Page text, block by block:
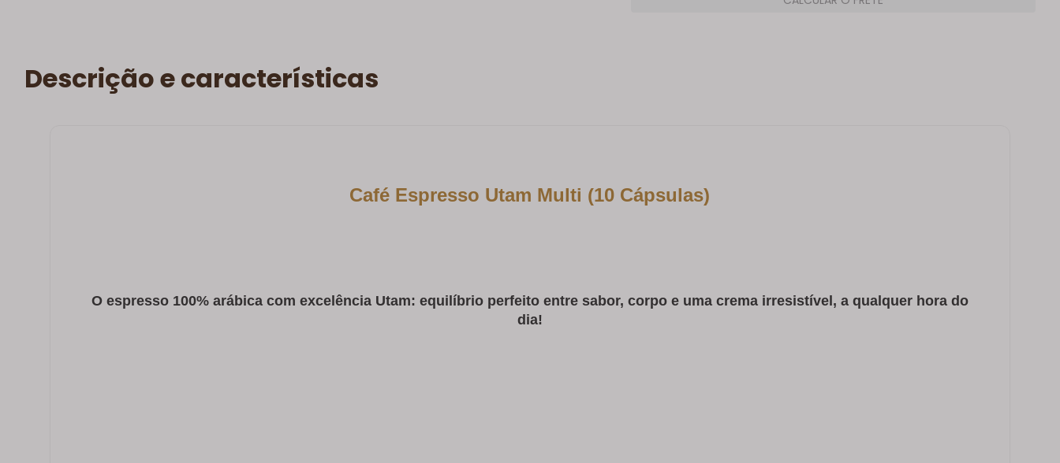
Descrição e características
Café Espresso Utam Multi (10 Cápsulas)
O espresso 100% arábica com excelência Utam: equilíbrio perfeito entre sabor, corpo e uma crema irresistível, a qualquer hora do
dia!